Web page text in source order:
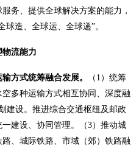
务、提供全球解决方案的能力，
造、全球运、全球递”。
流能力
方式统筹融合发展。
（1）统筹
多种运输方式相互协同、深度融
建设。推进综合交通枢纽及邮政
建设、协同管理。（3）推动城
、城际铁路、市域（郊）铁路融